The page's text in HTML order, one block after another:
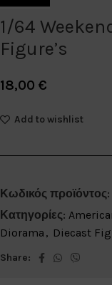
1/64
Figure’s
18,00 €
Add to wishlist
Κωδικός προϊόντος:
Κατηγορίες:
Diorama , Diecast
Share: